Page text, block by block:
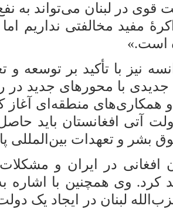
قوی در لبنان می‌تواند
مفید مخالفتی نداریم اما
است.»
نیز با تأکید بر توسعه و
با محورهای جدید در
منطقه‌ای آغاز
آتی افغانستان باید
و تعهدات بین‌المللی
افغانی در ایران و
کرد. وی همچنین با
لبنان در ایجاد یک